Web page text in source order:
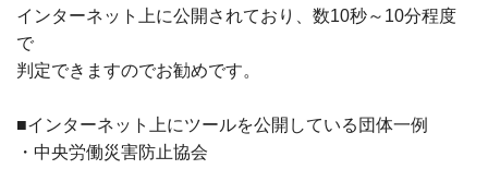
インターネット上に公開されており、数10秒～10分程度
で
判定できますのでお勧めです。
■インターネット上にツールを公開している団体一例
・中央労働災害防止協会